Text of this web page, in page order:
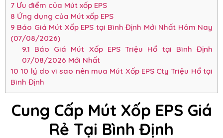
7 Ưu điểm của Mút xốp EPS
8 Ứng dụng của Mút xốp EPS
9 Báo Giá Mút Xốp EPS tại Bình Định Mới Nhất Hôm Nay
(07/08/2026)
9.1 Báo Giá Mút Xốp EPS Triệu Hổ tại Bình Định
07/08/2026 Mới Nhất
10 10 lý do vì sao nên mua Mút Xốp EPS Cty Triệu Hổ tại
Bình Định
Cung Cấp Mút Xốp EPS Giá
Rẻ Tại Bình Định